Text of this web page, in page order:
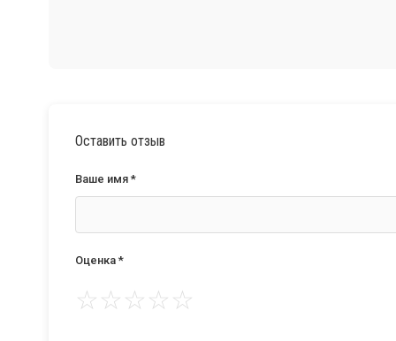
Оставить отзыв
Ваше имя *
Оценка *
☆☆☆☆☆